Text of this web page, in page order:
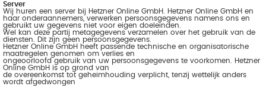
Server
Wij huren een server bij Hetzner Online GmbH. Hetzner Online GmbH en
haar onderaannemers, verwerken persoonsgegevens namens ons en
gebruikt uw gegevens niet voor eigen doeleinden.
Wel kan deze partij metagegevens verzamelen over het gebruik van de
diensten. Dit zijn geen persoonsgegevens.
Hetzner Online GmbH heeft passende technische en organisatorische
maatregelen genomen om verlies en
ongeoorloofd gebruik van uw persoonsgegevens te voorkomen. Hetzner
Online GmbH is op grond van
de overeenkomst tot geheimhouding verplicht, tenzij wettelijk anders
wordt afgedwongen